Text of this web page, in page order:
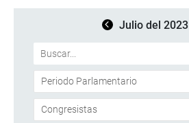
Julio del 2023